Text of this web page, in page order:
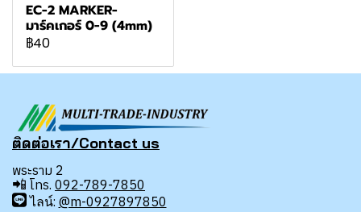
EC-2 MARKER-
มาร์คเกอร์ 0-9 (4mm)
฿40
ติดต่อเรา/Contact us
พระราม 2
📲 โทร. 092-789-7850
ไลน์: @m-0927897850